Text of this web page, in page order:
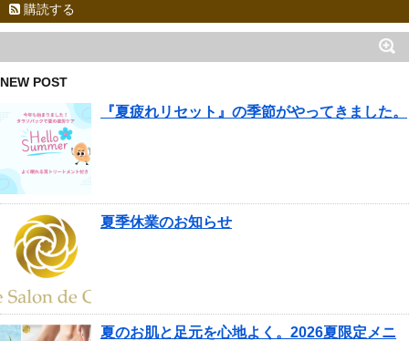
購読する
NEW POST
『夏疲れリセット』の季節がやってきました。
夏季休業のお知らせ
夏のお肌と足元を心地よく。2026夏限定メニ